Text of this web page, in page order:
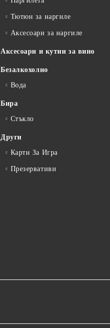
Тютюн за наргиле
Аксесоари за наргиле
Аксесоари и кутии за вино
Безалкохолно
Вода
Бира
Стъкло
Други
Карти За Игра
Презервативи